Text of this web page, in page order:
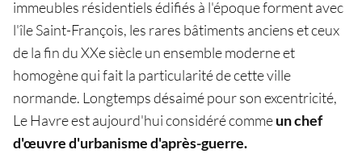
immeubles résidentiels édifiés à l'époque forment avec
l'île Saint-François, les rares bâtiments anciens et ceux
de la fin du XXe siècle un ensemble moderne et
homogène qui fait la particularité de cette ville
normande. Longtemps désaimé pour son excentricité,
Le Havre est aujourd'hui considéré commeun chef
d'œuvre d'urbanisme d'après-guerre.